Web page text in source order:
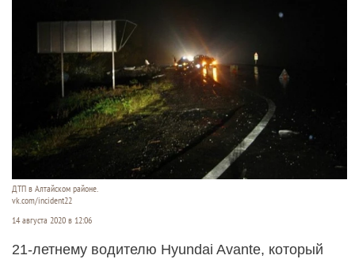
ДТП в Алтайском районе.
vk.com/incident22
14 августа 2020 в 12:06
21-летнему водителю Hyundai Avante, который